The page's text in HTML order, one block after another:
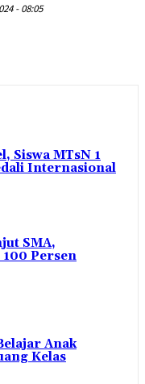
- 08:05
Siswa MTsN 1
Internasional
SMA,
Persen
Anak
Kelas